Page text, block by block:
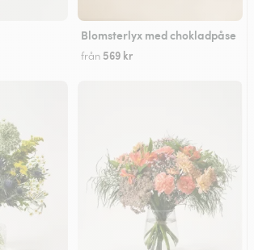
Blomsterlyx med chokladpåse
från 569 kr